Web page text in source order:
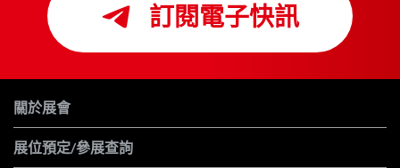
訂閱電子快訊
關於展會
展位預定/參展查詢